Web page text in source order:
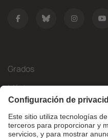
Grados
Másteres
Movilidad Internacional
Investigación